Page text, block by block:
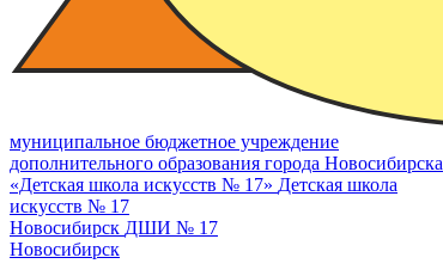
муниципальное бюджетное учреждение
дополнительного образования города Новосибирска
«Детская школа искусств № 17» Детская школа
искусств № 17
Новосибирск ДШИ № 17
Новосибирск